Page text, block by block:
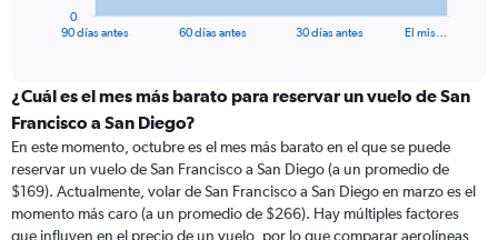
categories.
Range:
categories.
The
chart
has
90 días antes 60 días antes 30 días antes El mis…
0
¿Cuál es el mes más barato para reservar un vuelo de San
Francisco a San Diego?
En este momento, octubre es el mes más barato en el que se puede
reservar un vuelo de San Francisco a San Diego (a un promedio de
$169). Actualmente, volar de San Francisco a San Diego en marzo es el
momento más caro (a un promedio de $266). Hay múltiples factores
que influyen en el precio de un vuelo, por lo que comparar aerolíneas,